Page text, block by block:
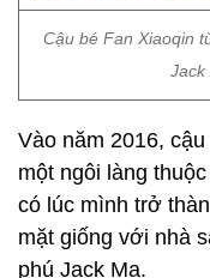
Cậu bé Fan Xiaoqin
Jack
Vào năm 2016,
một ngôi làng
có lúc mình trở
mặt giống với nhà
phú Jack Ma.